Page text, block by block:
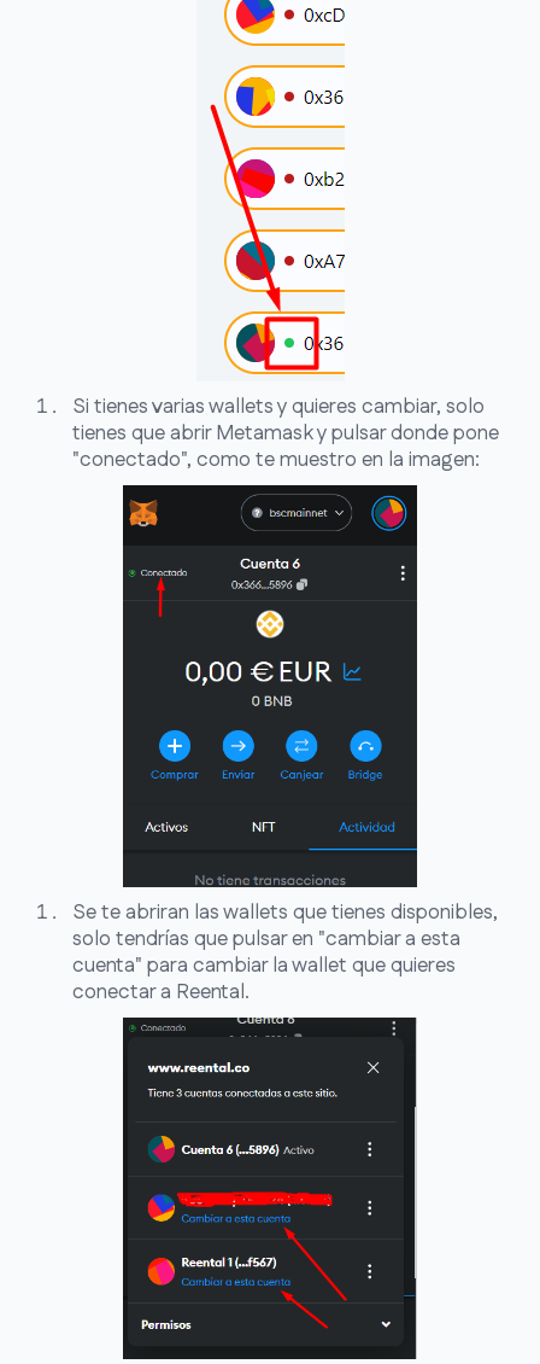
Si tienes varias wallets y quieres cambiar, solo
tienes que abrir Metamask y pulsar donde pone
"conectado", como te muestro en la imagen:
Se te abriran las wallets que tienes disponibles,
solo tendrías que pulsar en "cambiar a esta
cuenta" para cambiar la wallet que quieres
conectar a Reental.